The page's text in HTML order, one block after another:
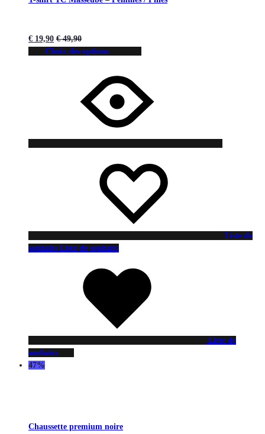
€ 19,90 €49,90
Choix des options
Liste de
souhaits Liste de souhaits
Liste de
souhaits
47%
Chaussette premium noire